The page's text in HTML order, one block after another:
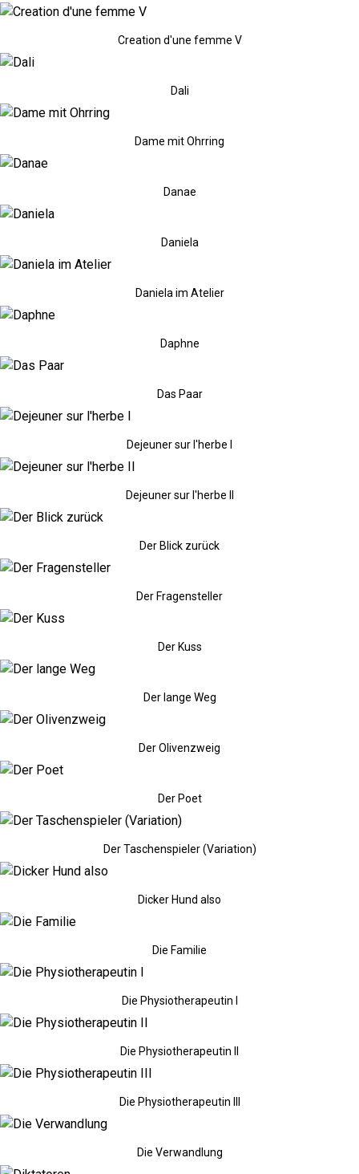
Creation d'une femme V
Dali
Dame mit Ohrring
Danae
Daniela
Daniela im Atelier
Daphne
Das Paar
Dejeuner sur l'herbe I
Dejeuner sur l'herbe II
Der Blick zurück
Der Fragensteller
Der Kuss
Der lange Weg
Der Olivenzweig
Der Poet
Der Taschenspieler (Variation)
Dicker Hund also
Die Familie
Die Physiotherapeutin I
Die Physiotherapeutin II
Die Physiotherapeutin III
Die Verwandlung